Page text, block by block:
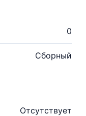
0
Сборный
Отсутствует